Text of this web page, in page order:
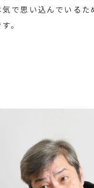
で思い込んでいる
。